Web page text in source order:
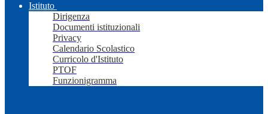
Istituto
Dirigenza
Documenti istituzionali
Privacy
Calendario Scolastico
Curricolo d'Istituto
PTOF
Funzionigramma